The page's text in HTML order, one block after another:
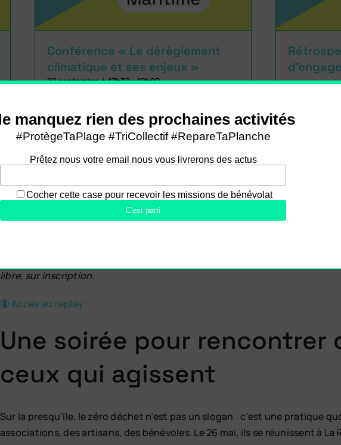
Conférence « Le dérèglement
climatique et ses enjeux »
22 septembre à 17h30-19h00
ceux qui
17 octobre à
Voir toutes les activités
Qui sont les héros locaux du zéro déchet ?
Mardi 26 mai 2026, de 17 h 30 à 19 h, La Recyclerie Maritime accueille
initiatives locales prennent la parole pour partager leurs solutions
libre, sur inscription.
🔴 Accés au replay
Une soirée pour rencontrer
ceux qui agissent
Sur la presqu’île, le zéro déchet n’est pas un slogan : c’est une pratique
associations, des artisans, des bénévoles. Le 26 mai, ils se réunissent à